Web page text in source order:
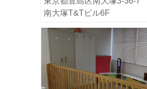
南大塚T&Tビル6F